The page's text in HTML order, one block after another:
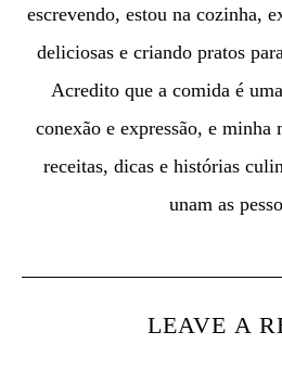
escrevendo, estou na cozinha,
deliciosas e criando pratos
Acredito que a comida é
conexão e expressão, e minha
receitas, dicas e histórias
unam as
LEAVE A